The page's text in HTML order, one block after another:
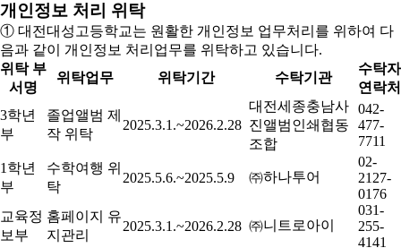
개인정보 처리 위탁
① 대전대성고등학교는 원활한 개인정보 업무처리를 위하여 다
음과 같이 개인정보 처리업무를 위탁하고 있습니다.
위탁 부
서명
위탁업무 위탁기간 수탁기관
수탁자
연락처
3학년
부
졸업앨범 제
작 위탁
2025.3.1.~2026.2.28
대전세종충남사
진앨범인쇄협동
조합
042-
477-
7711
1학년
부
수학여행 위
탁
2025.5.6.~2025.5.9 ㈜하나투어
02-
2127-
0176
교육정
보부
홈페이지 유
지관리
2025.3.1.~2026.2.28 ㈜니트로아이
031-
255-
4141